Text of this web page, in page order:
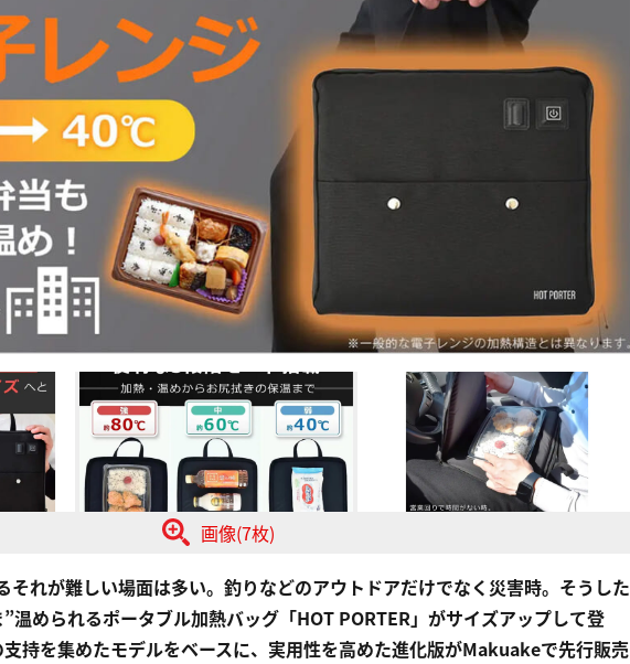
画像(7枚)
それが難しい場面は多い。釣りなどのアウトドアだけでなく災害時。そうした
温められるポータブル加熱バッグ「HOT PORTER」がサイズアップして登
持を集めたモデルをベースに、実用性を高めた進化版がMakuakeで先行販売